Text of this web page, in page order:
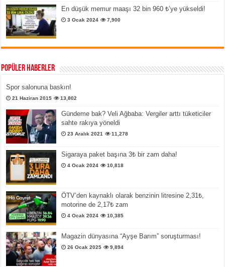
En düşük memur maaşı 32 bin 960 ₺’ye yükseldi!
3 Ocak 2024 7,900
Popüler Haberler
Spor salonuna baskın!
21 Haziran 2015 13,802
Gündeme bak? Veli Ağbaba: Vergiler arttı tüketiciler
sahte rakıya yöneldi
23 Aralık 2021 11,278
Sigaraya paket başına 3₺ bir zam daha!
4 Ocak 2024 10,818
ÖTV’den kaynaklı olarak benzinin litresine 2,31₺,
motorine de 2,17₺ zam
4 Ocak 2024 10,385
Magazin dünyasına “Ayşe Barım” soruşturması!
26 Ocak 2025 9,894